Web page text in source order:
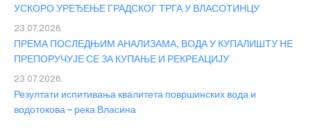
УСКОРО УРЕЂЕЊЕ ГРАДСКОГ ТРГА У ВЛАСОТИНЦУ
ПРЕМА ПОСЛЕДЊИМ АНАЛИЗАМА, ВОДА У КУПАЛИШТУ НЕ
ПРЕПОРУЧУЈЕ СЕ ЗА КУПАЊЕ И РЕКРЕАЦИЈУ
23.07.2026.
Резултати испитивања квалитета површинских вода и
водотокова – река Власина
23.07.2026.